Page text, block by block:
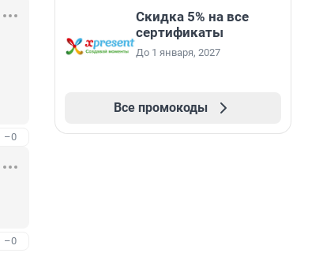
–0
–0
Скидка 5% на все
сертификаты
До 1 января, 2027
Все промокоды